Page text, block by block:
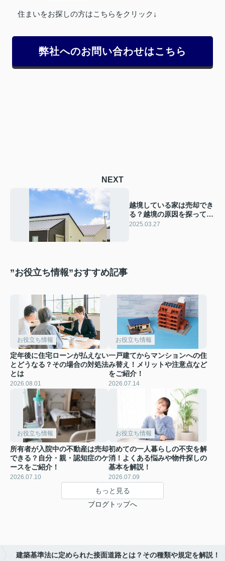
住まいをお探しの方はこちらをクリック↓
弊社へのお問い合わせはこちら
NEXT
越境している家は売却でき
る？越境の原因を探って対
処法を探すコツとは
2025.03.27
”お役立ち情報”おすすめ記事
お役立ち情報
定年後に住宅ローンが払えない
とどうなる？その場合の対処法
とは
2026.08.01
お役立ち情報
一戸建てからマンションへの住
み替え！メリットや注意点など
をご紹介！
2026.07.14
お役立ち情報
所有者が入院中の不動産は売却
できる？自分・親・認知症のケ
ースをご紹介！
2026.07.10
お役立ち情報
初めての一人暮らしの不安を解
消！よくある悩みや物件探しの
基本を解説！
2026.07.09
もっと見る
ブログトップへ
建築基準法に定められた接面道路とは？その種類や規定を解説！